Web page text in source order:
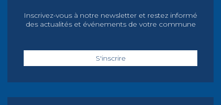
Inscrivez-vous à notre newsletter et restez informé
des actualités et événements de votre commune
S'inscrire